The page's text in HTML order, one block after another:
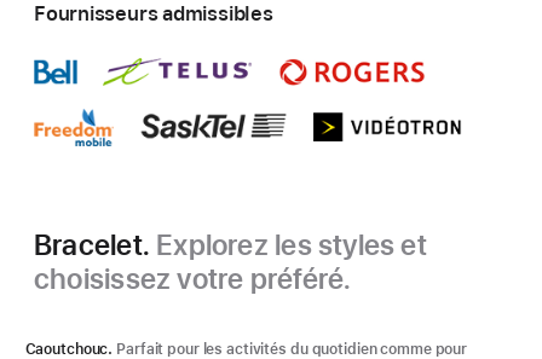
Fournisseurs admissibles
Bracelet. Explorez les styles et
choisissez votre préféré.
Caoutchouc. Parfait pour les activités du quotidien comme pour